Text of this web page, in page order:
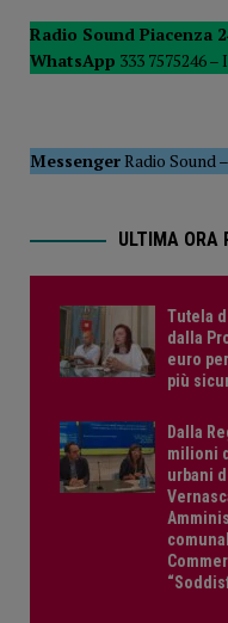
del
[ 5 Agosto
Radio Sound Piacenza
WhatsApp 333 7575246 –
MessengerRadio Sound–
ULTIMA ORA
Tutela
dalla
euro
più
Dalla
milioni
urbani